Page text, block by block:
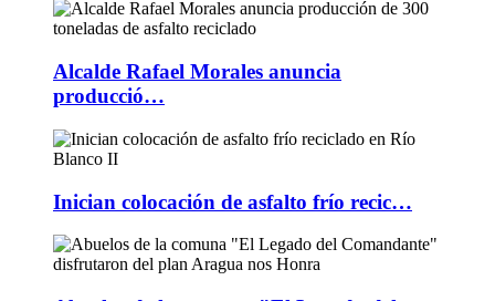
Alcalde Rafael Morales anuncia
producció…
Inician colocación de asfalto frío recic…